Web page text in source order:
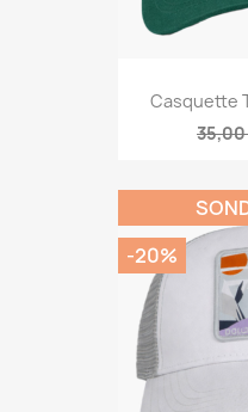
Casquette
-20%